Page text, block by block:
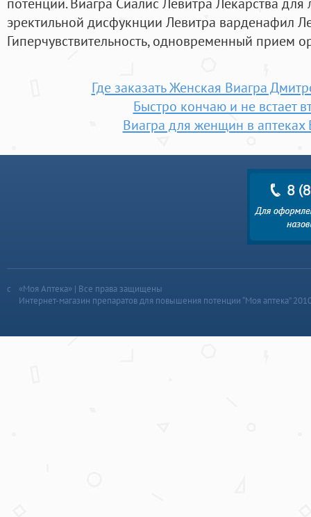
эректильной дисфукнции Левитра варденафил
Гиперчувствительность, одновременный прием
Где заказать Женская Виагра
Быстро кончаю и не встает
Виагра для женщин в аптеках
«Моя Аптека» | Все права защищены
Интернет-магазин препаратов для повышения потенции “Моя аптека”